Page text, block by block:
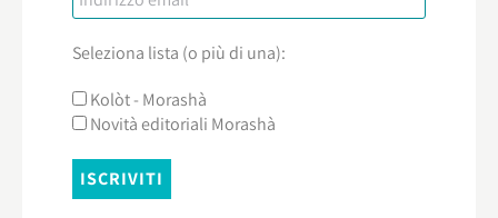
Seleziona lista (o più di una):
Kolòt - Morashà
Novità editoriali Morashà